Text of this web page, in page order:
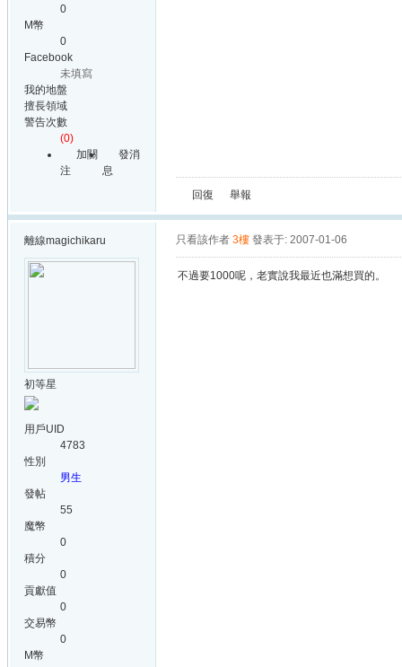
0
M幣
0
Facebook
未填寫
我的地盤
擅長領域
警告次數
(0)
加關
注
發消
息
回復 舉報
離線magichikaru
初等星
用戶UID
4783
性別
男生
發帖
55
魔幣
0
積分
0
貢獻值
0
交易幣
0
M幣
只看該作者 3樓 發表于: 2007-01-06
不過要1000呢，老實說我最近也滿想買的。